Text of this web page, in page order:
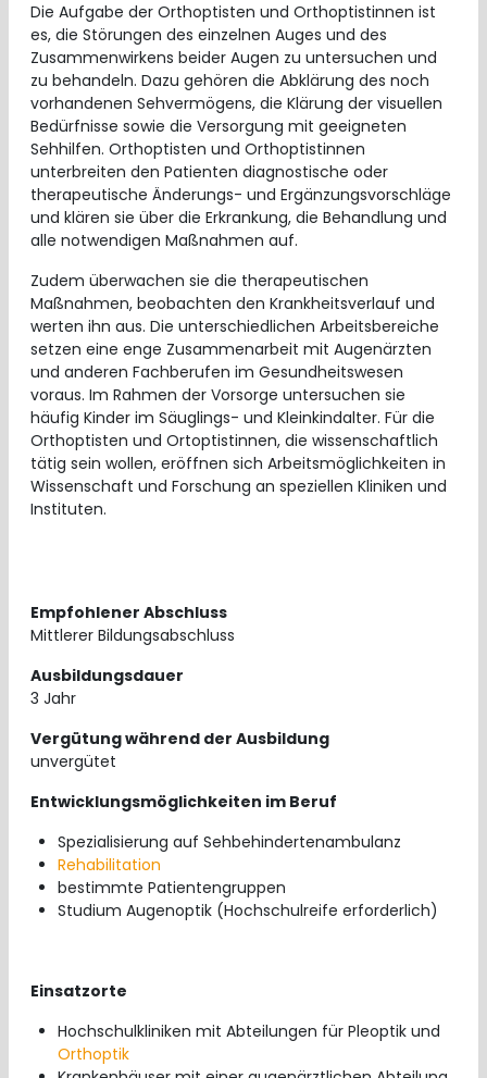
Die Aufgabe der Orthoptisten und Orthoptistinnen ist
es, die Störungen des einzelnen Auges und des
Zusammenwirkens beider Augen zu untersuchen und
zu behandeln. Dazu gehören die Abklärung des noch
vorhandenen Sehvermögens, die Klärung der visuellen
Bedürfnisse sowie die Versorgung mit geeigneten
Sehhilfen. Orthoptisten und Orthoptistinnen
unterbreiten den Patienten diagnostische oder
therapeutische Änderungs- und Ergänzungsvorschläge
und klären sie über die Erkrankung, die Behandlung und
alle notwendigen Maßnahmen auf.
Zudem überwachen sie die therapeutischen
Maßnahmen, beobachten den Krankheitsverlauf und
werten ihn aus. Die unterschiedlichen Arbeitsbereiche
setzen eine enge Zusammenarbeit mit Augenärzten
und anderen Fachberufen im Gesundheitswesen
voraus. Im Rahmen der Vorsorge untersuchen sie
häufig Kinder im Säuglings- und Kleinkindalter. Für die
Orthoptisten und Ortoptistinnen, die wissenschaftlich
tätig sein wollen, eröffnen sich Arbeitsmöglichkeiten in
Wissenschaft und Forschung an speziellen Kliniken und
Instituten.
Empfohlener Abschluss
Mittlerer Bildungsabschluss
Ausbildungsdauer
3 Jahr
Vergütung während der Ausbildung
unvergütet
Entwicklungsmöglichkeiten im Beruf
Spezialisierung auf Sehbehindertenambulanz
Rehabilitation
bestimmte Patientengruppen
Studium Augenoptik (Hochschulreife erforderlich)
Einsatzorte
Hochschulkliniken mit Abteilungen für Pleoptik und
Orthoptik